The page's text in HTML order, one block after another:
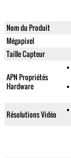
Nom du Produit
Mégapixel
Taille Capteur
APN Propriétés
Hardware
Résolutions Vidéo